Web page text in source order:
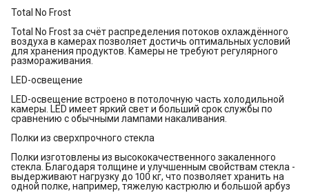
Total No Frost
Total No Frost за счёт распределения потоков охлаждённого
воздуха в камерах позволяет достичь оптимальных условий
для хранения продуктов. Камеры не требуют регулярного
размораживания.
LED-освещение
LED-освещение встроено в потолочную часть холодильной
камеры. LED имеет яркий свет и больший срок службы по
сравнению с обычными лампами накаливания.
Полки из сверхпрочного стекла
Полки изготовлены из высококачественного закаленного
стекла. Благодаря толщине и улучшенным свойствам стекла -
выдерживают нагрузку до 100 кг, что позволяет хранить на
одной полке, например, тяжелую кастрюлю и большой арбуз